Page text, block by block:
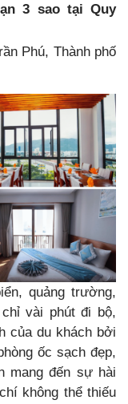
3 sao tại Quy
Phú, Thành phố
quảng trường,
vài phút đi bộ,
của du khách bởi
ốc sạch đẹp,
mang đến sự hài
không thể thiếu